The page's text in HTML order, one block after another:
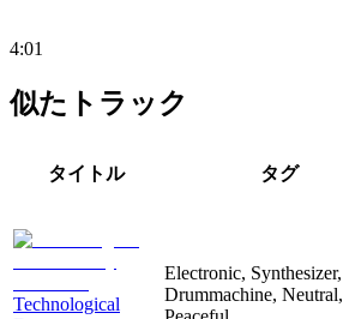
4:01
似たトラック
タイトル タグ
Technological
Electronic, Synthesizer,
Drummachine, Neutral,